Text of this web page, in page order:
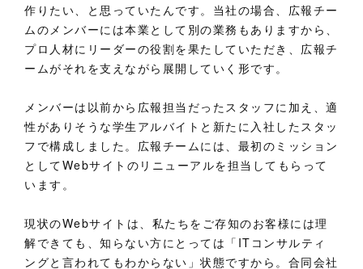
作りたい、と思っていたんです。当社の場合、広報チー
ムのメンバーには本業として別の業務もありますから、
プロ人材にリーダーの役割を果たしていただき、広報チ
ームがそれを支えながら展開していく形です。
メンバーは以前から広報担当だったスタッフに加え、適
性がありそうな学生アルバイトと新たに入社したスタッ
フで構成しました。広報チームには、最初のミッション
としてWebサイトのリニューアルを担当してもらって
います。
現状のWebサイトは、私たちをご存知のお客様には理
解できても、知らない方にとっては「ITコンサルティ
ングと言われてもわからない」状態ですから。合同会社